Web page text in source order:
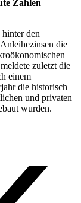
Zahlen
den
die
zuletzt die
einem
die historisch
und privaten
wurden.